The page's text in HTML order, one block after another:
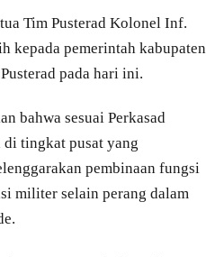
Tim Pusterad Kolonel Inf.
kepada pemerintah kabupaten
pada hari ini.
bahwa sesuai Perkasad
di tingkat pusat yang
pembinaan fungsi
militer selain perang dalam